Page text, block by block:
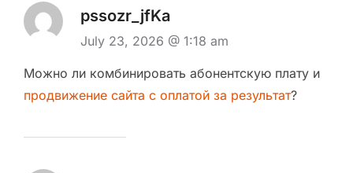
pssozr_jfKa
July 23, 2026 @ 1:18 am
Можно ли комбинировать абонентскую плату и
продвижение сайта с оплатой за результат?